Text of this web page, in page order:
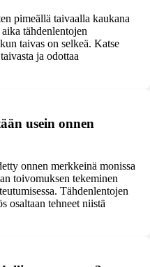
pimeällä taivaalla kaukana
tähdenlentojen
taivas on selkeä. Katse
ja odottaa
usein onnen
onnen merkkeinä monissa
toivomuksen tekeminen
Tähdenlentojen
osaltaan tehneet niistä